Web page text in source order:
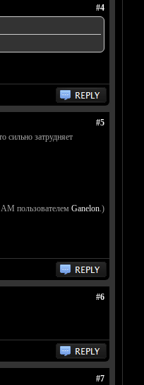
#4
#5
сильно затрудняет
пользователем Ganelon.)
#6
#7